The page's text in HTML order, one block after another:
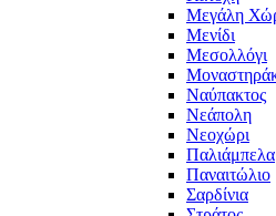
Μεγάλη
Μενίδι
Μεσολλόγι
Ναύπακτος
Νεάπολη
Νεοχώρι
Παλιάμπελα
Παναιτώλιο
Σαρδίνια